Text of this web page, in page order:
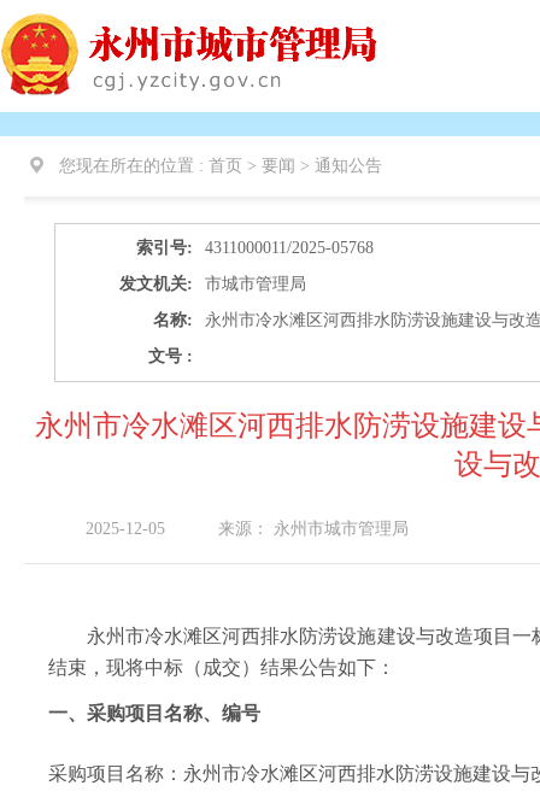
您现在所在的位置 : 首页 > 要闻 > 通知公告
索引号:
4311000011/2025-05768
发文机关:
市城市管理局
名称:
永州市冷水滩区河西排水防涝设施建设与改
文号 :
永州市冷水滩区河西排水防涝设施建
设与
2025-12-05 来源： 永州市城市管理局
永州市冷水滩区河西排水防涝设施建设与改造项目
结束，现将中标（成交）结果公告如下：
一、采购项目名称、编号
采购项目名称： 永州市冷水滩区河西排水防涝设施建设